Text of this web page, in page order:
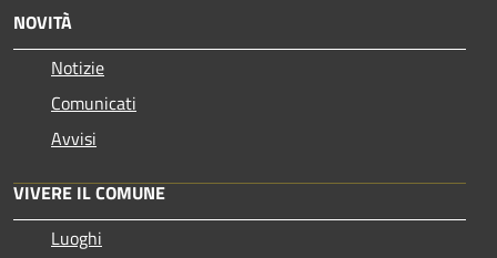
NOVITÀ
Notizie
Comunicati
Avvisi
VIVERE IL COMUNE
Luoghi